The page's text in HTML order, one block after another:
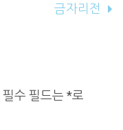
금자리전
필수 필드는 *로